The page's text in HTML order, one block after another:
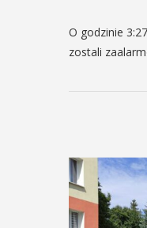
O godzinie
zostali